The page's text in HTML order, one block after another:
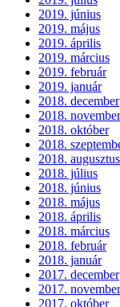
2019. június
2019. május
2019. április
2019. március
2019. február
2019. január
2018. december
2018. november
2018. október
2018.
2018. augusztus
2018. július
2018. június
2018. május
2018. április
2018. március
2018. február
2018. január
2017. december
2017. november
2017. október